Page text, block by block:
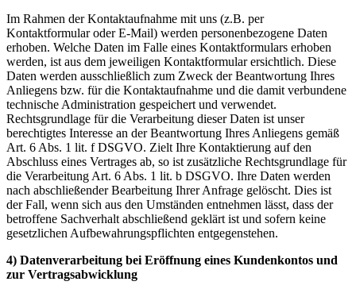
Im Rahmen der Kontaktaufnahme mit uns (z.B. per
Kontaktformular oder E-Mail) werden personenbezogene Daten
erhoben. Welche Daten im Falle eines Kontaktformulars erhoben
werden, ist aus dem jeweiligen Kontaktformular ersichtlich. Diese
Daten werden ausschließlich zum Zweck der Beantwortung Ihres
Anliegens bzw. für die Kontaktaufnahme und die damit verbundene
technische Administration gespeichert und verwendet.
Rechtsgrundlage für die Verarbeitung dieser Daten ist unser
berechtigtes Interesse an der Beantwortung Ihres Anliegens gemäß
Art. 6 Abs. 1 lit. f DSGVO. Zielt Ihre Kontaktierung auf den
Abschluss eines Vertrages ab, so ist zusätzliche Rechtsgrundlage für
die Verarbeitung Art. 6 Abs. 1 lit. b DSGVO. Ihre Daten werden
nach abschließender Bearbeitung Ihrer Anfrage gelöscht. Dies ist
der Fall, wenn sich aus den Umständen entnehmen lässt, dass der
betroffene Sachverhalt abschließend geklärt ist und sofern keine
gesetzlichen Aufbewahrungspflichten entgegenstehen.
4) Datenverarbeitung bei Eröffnung eines Kundenkontos und
zur Vertragsabwicklung